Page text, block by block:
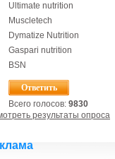
Ultimate nutrition
Muscletech
Dymatize Nutrition
Gaspari nutrition
BSN
Всего голосов: 9830
результаты опроса